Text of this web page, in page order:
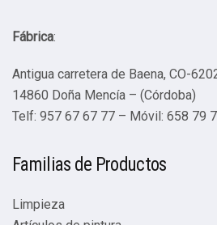
Fábrica:
Antigua carretera de Baena, CO-
14860 Doña Mencía – (Córdoba)
Telf: 957 67 67 77 – Móvil: 658 79
Familias de Productos
Limpieza